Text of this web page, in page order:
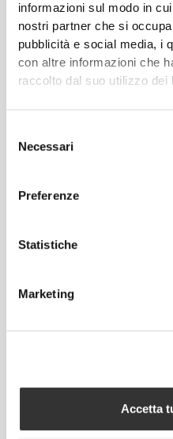
informazioni sul modo in
nostri partner che si
pubblicità e social media, i
con altre informazioni che
raccolto dal suo utilizzo dei
delNecessari
Preferenze
Statistiche
Marketing
Accetta
proprietà anti-umidità,
restare
maglia sviluppata da
abbigliamento ad